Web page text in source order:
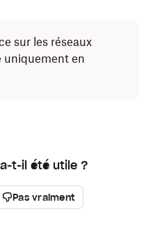
sur les réseaux
uniquement en
t-il été utile ?
Pas vraiment